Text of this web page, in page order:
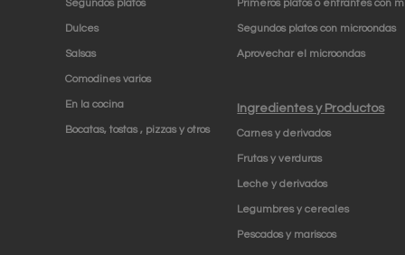
Segundos platos
Dulces
Salsas
Comodines varios
En la cocina
Bocatas, tostas , pizzas y otros
Primeros platos o entrantes con
Segundos platos con microondas
Aprovechar el microondas
Ingredientes y Productos
Carnes y derivados
Frutas y verduras
Leche y derivados
Legumbres y cereales
Pescados y mariscos